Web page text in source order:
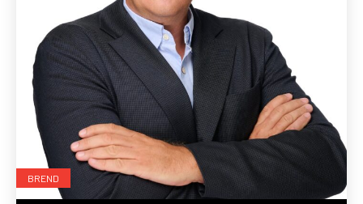
BREND